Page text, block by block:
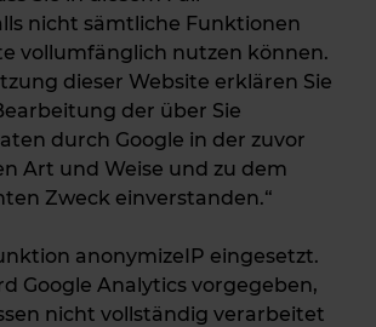
nicht sämtliche Funktionen
vollumfänglich nutzen können.
dieser Website erklären Sie
der über Sie
durch Google in der zuvor
Art und Weise und zu dem
Zweck einverstanden.“
anonymizeIP eingesetzt.
Google Analytics vorgegeben,
nicht vollständig verarbeitet